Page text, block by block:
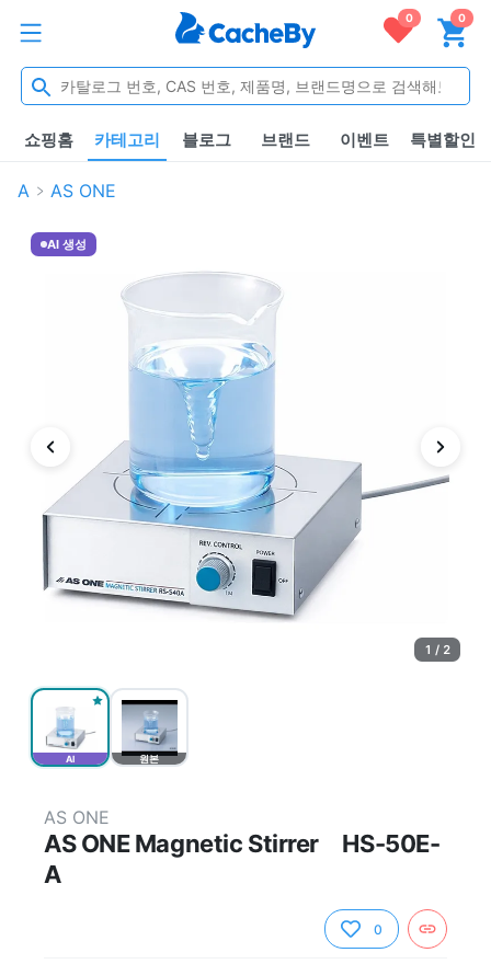
0 0
쇼핑홈 카테고리 블로그 브랜드 이벤트 특별할인
A AS ONE
AI 원본
AI 생성
1 / 2
AS ONE
AS ONE Magnetic Stirrer HS-50E-
A
0